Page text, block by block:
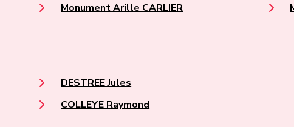
Monument Arille CARLIER
DESTREE Jules
COLLEYE Raymond